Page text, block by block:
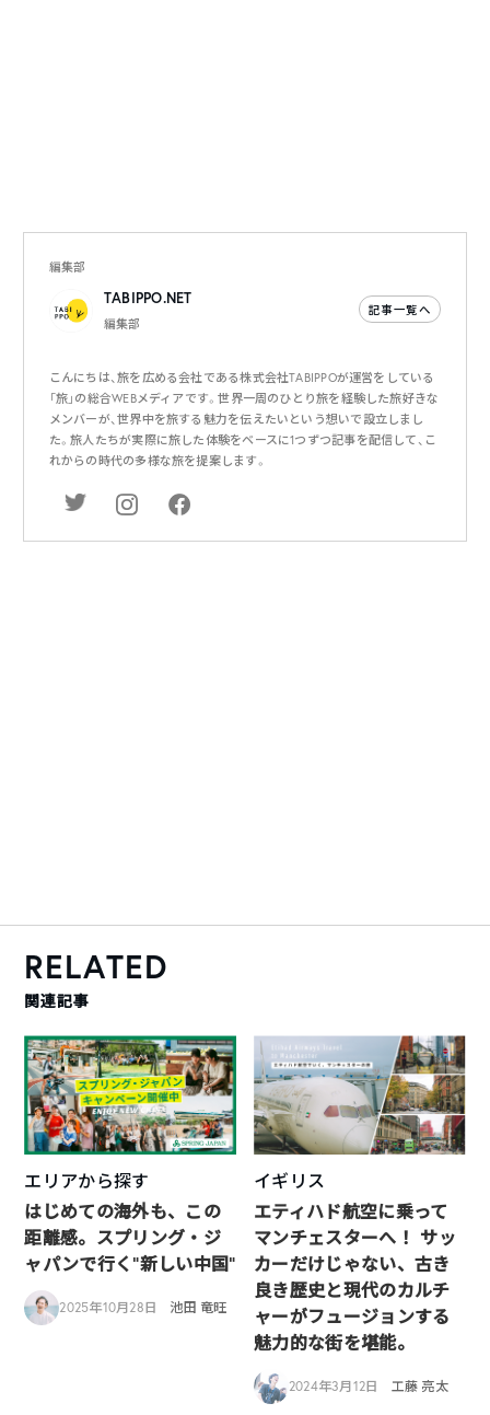
編集部
TABIPPO.NET
編集部
記事一覧へ
こんにちは、旅を広める会社である株式会社TABIPPOが運営をしている
「旅」の総合WEBメディアです。世界一周のひとり旅を経験した旅好きな
メンバーが、世界中を旅する魅力を伝えたいという想いで設立しまし
た。旅人たちが実際に旅した体験をベースに1つずつ記事を配信して、こ
れからの時代の多様な旅を提案します。
RELATED
関連記事
エリアから探す
はじめての海外も、この
距離感。スプリング・ジ
ャパンで行く“新しい中国”
2025年10月28日 池田 竜旺
イギリス
エティハド航空に乗って
マンチェスターへ！ サッ
カーだけじゃない、古き
良き歴史と現代のカルチ
ャーがフュージョンする
魅力的な街を堪能。
2024年3月12日 工藤 亮太